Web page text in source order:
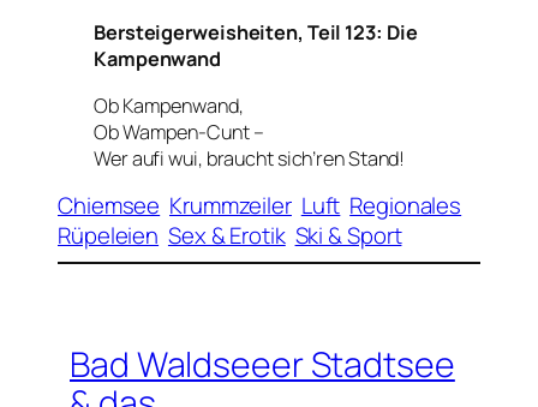
Bersteigerweisheiten, Teil 123: Die
Kampenwand
Ob Kampenwand,
Ob Wampen-Cunt –
Wer aufi wui, braucht sich’ren Stand!
Chiemsee Krummzeiler Luft Regionales
Rüpeleien Sex & Erotik Ski & Sport
Bad Waldseeer Stadtsee